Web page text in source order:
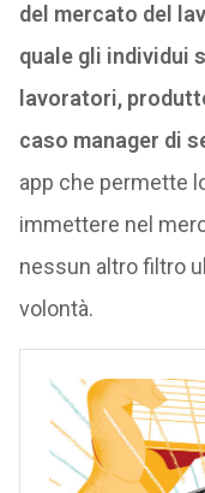
del mercato del
quale gli individui
lavoratori,
caso manager di
app che permette
immettere nel
nessun altro filtro
volontà.